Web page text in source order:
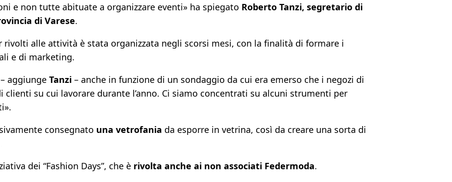
e non tutte abituate a organizzare eventi» ha spiegato Roberto Tanzi, segretario di
di Varese.
rivolti alle attività è stata organizzata negli scorsi mesi, con la finalità di formare i
e di marketing.
aggiunge Tanzi – anche in funzione di un sondaggio da cui era emerso che i negozi di
clienti su cui lavorare durante l’anno. Ci siamo concentrati su alcuni strumenti per
consegnato una vetrofania da esporre in vetrina, così da creare una sorta di
dei “Fashion Days”, che è rivolta anche ai non associati Federmoda.